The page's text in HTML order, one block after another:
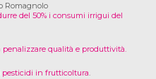
Romagnolo
del 50% i consumi irrigui del
qualità e produttività.
pesticidi in frutticoltura.